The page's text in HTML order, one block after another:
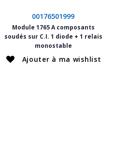
00176501999
Module 1765 A composants
soudés sur C.I. 1 diode + 1 relais
monostable
Ajouter à ma wishlist